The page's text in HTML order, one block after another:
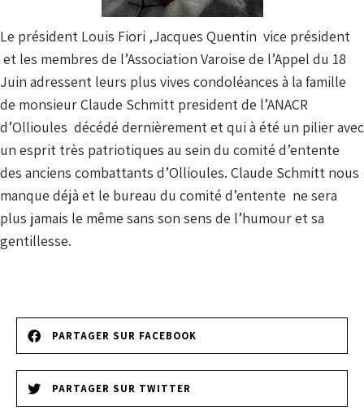
Le président Louis Fiori ,Jacques Quentin vice président
et les membres de l’Association Varoise de l’Appel du 18
Juin adressent leurs plus vives condoléances à la famille
de monsieur Claude Schmitt president de l’ANACR
d’Ollioules décédé dernièrement et qui à été un pilier avec
un esprit très patriotiques au sein du comité d’entente
des anciens combattants d’Ollioules. Claude Schmitt nous
manque déjà et le bureau du comité d’entente ne sera
plus jamais le même sans son sens de l’humour et sa
gentillesse.
PARTAGER SUR FACEBOOK
PARTAGER SUR TWITTER